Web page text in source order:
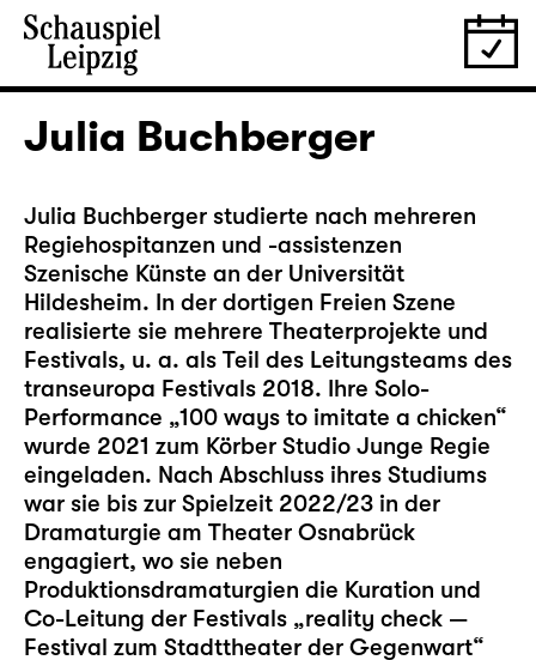
Julia Buchberger
Julia Buchberger studierte nach mehreren
Regiehospitanzen und -assistenzen
Szenische Künste an der Universität
Hildesheim. In der dortigen Freien Szene
realisierte sie mehrere Theaterprojekte und
Festivals, u. a. als Teil des Leitungsteams des
transeuropa Festivals 2018. Ihre Solo-
Performance „100 ways to imitate a chicken“
wurde 2021 zum Körber Studio Junge Regie
eingeladen. Nach Abschluss ihres Studiums
war sie bis zur Spielzeit 2022/23 in der
Dramaturgie am Theater Osnabrück
engagiert, wo sie neben
Produktionsdramaturgien die Kuration und
Co-Leitung der Festivals „reality check —
Festival zum Stadttheater der Gegenwart“